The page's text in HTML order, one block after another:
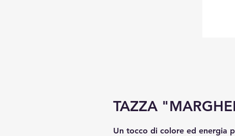
TAZZA
Un tocco di colore ed energia